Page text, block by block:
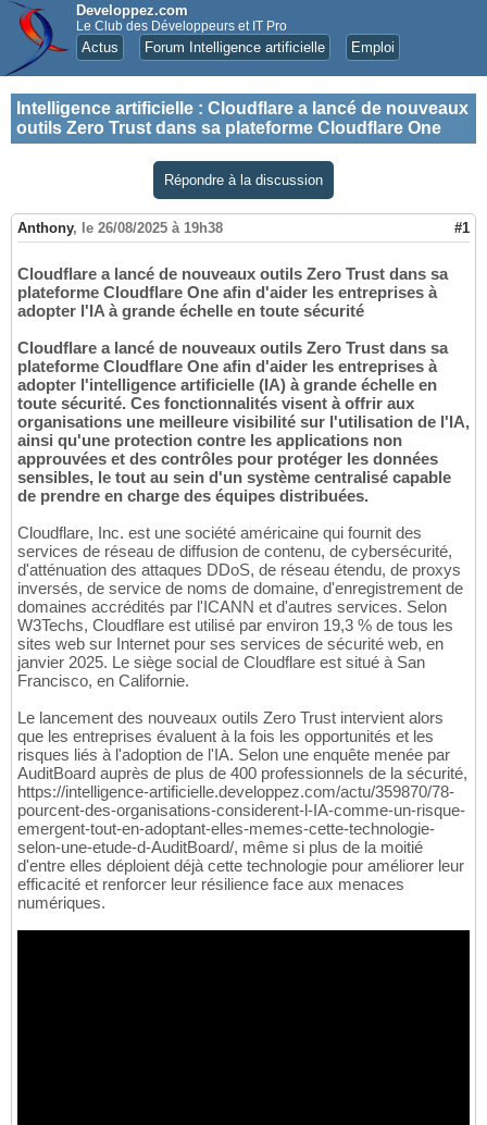
Developpez.com
Le Club des Développeurs et IT Pro
Actus Forum Intelligence artificielle Emploi
Intelligence artificielle : Cloudflare a lancé de nouveaux
outils Zero Trust dans sa plateforme Cloudflare One
Répondre à la discussion
Anthony, le 26/08/2025 à 19h38 #1
Cloudflare a lancé de nouveaux outils Zero Trust dans sa
plateforme Cloudflare One afin d'aider les entreprises à
adopter l'IA à grande échelle en toute sécurité
Cloudflare a lancé de nouveaux outils Zero Trust dans sa
plateforme Cloudflare One afin d'aider les entreprises à
adopter l'intelligence artificielle (IA) à grande échelle en
toute sécurité. Ces fonctionnalités visent à offrir aux
organisations une meilleure visibilité sur l'utilisation de l'IA,
ainsi qu'une protection contre les applications non
approuvées et des contrôles pour protéger les données
sensibles, le tout au sein d'un système centralisé capable
de prendre en charge des équipes distribuées.
Cloudflare, Inc. est une société américaine qui fournit des
services de réseau de diffusion de contenu, de cybersécurité,
d'atténuation des attaques DDoS, de réseau étendu, de proxys
inversés, de service de noms de domaine, d'enregistrement de
domaines accrédités par l'ICANN et d'autres services. Selon
W3Techs, Cloudflare est utilisé par environ 19,3 % de tous les
sites web sur Internet pour ses services de sécurité web, en
janvier 2025. Le siège social de Cloudflare est situé à San
Francisco, en Californie.
Le lancement des nouveaux outils Zero Trust intervient alors
que les entreprises évaluent à la fois les opportunités et les
risques liés à l'adoption de l'IA. Selon une enquête menée par
AuditBoard auprès de plus de 400 professionnels de la sécurité,
https://intelligence-artificielle.developpez.com/actu/359870/78-
pourcent-des-organisations-considerent-l-IA-comme-un-risque-
emergent-tout-en-adoptant-elles-memes-cette-technologie-
selon-une-etude-d-AuditBoard/, même si plus de la moitié
d'entre elles déploient déjà cette technologie pour améliorer leur
efficacité et renforcer leur résilience face aux menaces
numériques.